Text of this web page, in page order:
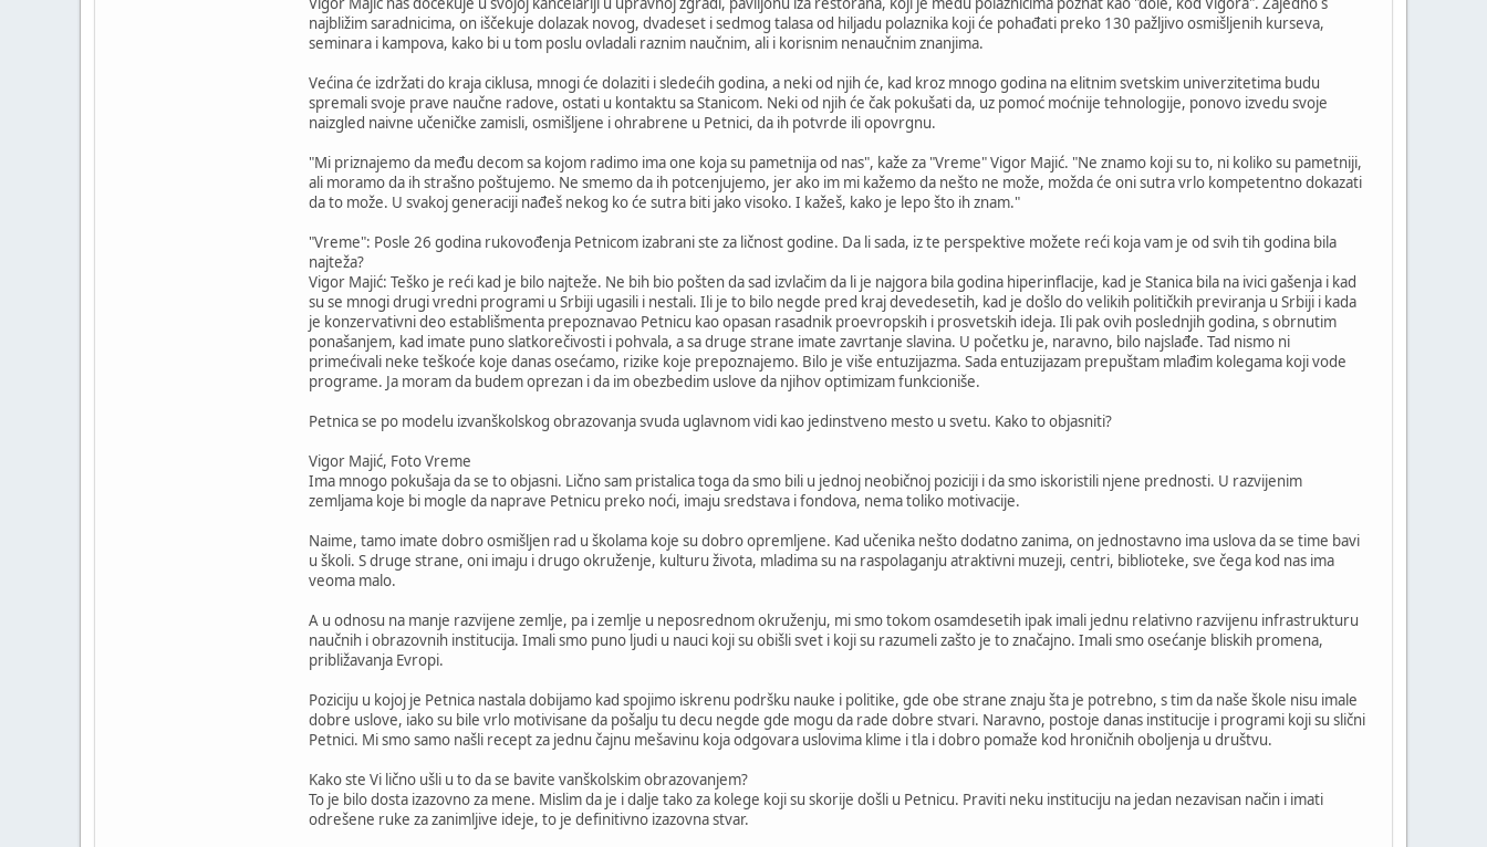
najbližim saradnicima, on iščekuje dolazak novog, dvadeset i sedmog talasa od hiljadu polaznika koji će pohađati preko 130 pažljivo osmišljenih kurseva,
seminara i kampova, kako bi u tom poslu ovladali raznim naučnim, ali i korisnim nenaučnim znanjima.
Većina će izdržati do kraja ciklusa, mnogi će dolaziti i sledećih godina, a neki od njih će, kad kroz mnogo godina na elitnim svetskim univerzitetima budu
spremali svoje prave naučne radove, ostati u kontaktu sa Stanicom. Neki od njih će čak pokušati da, uz pomoć moćnije tehnologije, ponovo izvedu svoje
naizgled naivne učeničke zamisli, osmišljene i ohrabrene u Petnici, da ih potvrde ili opovrgnu.
"Mi priznajemo da među decom sa kojom radimo ima one koja su pametnija od nas", kaže za "Vreme" Vigor Majić. "Ne znamo koji su to, ni koliko su pametniji,
ali moramo da ih strašno poštujemo. Ne smemo da ih potcenjujemo, jer ako im mi kažemo da nešto ne može, možda će oni sutra vrlo kompetentno dokazati
da to može. U svakoj generaciji nađeš nekog ko će sutra biti jako visoko. I kažeš, kako je lepo što ih znam."
"Vreme": Posle 26 godina rukovođenja Petnicom izabrani ste za ličnost godine. Da li sada, iz te perspektive možete reći koja vam je od svih tih godina bila
najteža?
Vigor Majić: Teško je reći kad je bilo najteže. Ne bih bio pošten da sad izvlačim da li je najgora bila godina hiperinflacije, kad je Stanica bila na ivici gašenja i kad
su se mnogi drugi vredni programi u Srbiji ugasili i nestali. Ili je to bilo negde pred kraj devedesetih, kad je došlo do velikih političkih previranja u Srbiji i kada
je konzervativni deo establišmenta prepoznavao Petnicu kao opasan rasadnik proevropskih i prosvetskih ideja. Ili pak ovih poslednjih godina, s obrnutim
ponašanjem, kad imate puno slatkorečivosti i pohvala, a sa druge strane imate zavrtanje slavina. U početku je, naravno, bilo najslađe. Tad nismo ni
primećivali neke teškoće koje danas osećamo, rizike koje prepoznajemo. Bilo je više entuzijazma. Sada entuzijazam prepuštam mlađim kolegama koji vode
programe. Ja moram da budem oprezan i da im obezbedim uslove da njihov optimizam funkcioniše.
Petnica se po modelu izvanškolskog obrazovanja svuda uglavnom vidi kao jedinstveno mesto u svetu. Kako to objasniti?
Vigor Majić, Foto Vreme
Ima mnogo pokušaja da se to objasni. Lično sam pristalica toga da smo bili u jednoj neobičnoj poziciji i da smo iskoristili njene prednosti. U razvijenim
zemljama koje bi mogle da naprave Petnicu preko noći, imaju sredstava i fondova, nema toliko motivacije.
Naime, tamo imate dobro osmišljen rad u školama koje su dobro opremljene. Kad učenika nešto dodatno zanima, on jednostavno ima uslova da se time bavi
u školi. S druge strane, oni imaju i drugo okruženje, kulturu života, mladima su na raspolaganju atraktivni muzeji, centri, biblioteke, sve čega kod nas ima
veoma malo.
A u odnosu na manje razvijene zemlje, pa i zemlje u neposrednom okruženju, mi smo tokom osamdesetih ipak imali jednu relativno razvijenu infrastrukturu
naučnih i obrazovnih institucija. Imali smo puno ljudi u nauci koji su obišli svet i koji su razumeli zašto je to značajno. Imali smo osećanje bliskih promena,
približavanja Evropi.
Poziciju u kojoj je Petnica nastala dobijamo kad spojimo iskrenu podršku nauke i politike, gde obe strane znaju šta je potrebno, s tim da naše škole nisu imale
dobre uslove, iako su bile vrlo motivisane da pošalju tu decu negde gde mogu da rade dobre stvari. Naravno, postoje danas institucije i programi koji su slični
Petnici. Mi smo samo našli recept za jednu čajnu mešavinu koja odgovara uslovima klime i tla i dobro pomaže kod hroničnih oboljenja u društvu.
Kako ste Vi lično ušli u to da se bavite vanškolskim obrazovanjem?
To je bilo dosta izazovno za mene. Mislim da je i dalje tako za kolege koji su skorije došli u Petnicu. Praviti neku instituciju na jedan nezavisan način i imati
odrešene ruke za zanimljive ideje, to je definitivno izazovna stvar.